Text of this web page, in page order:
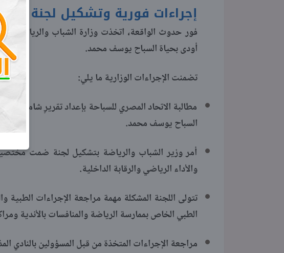
إجراءات فورية وتشكيل لجنة
فور حدوث الواقعة، اتخذت وزارة الشباب والرياضة
أودى بحياة السباح يوسف محمد.
تضمنت الإجراءات الوزارية ما يلي:
مطالبة الاتحاد المصري للسباحة بإعداد تقريرٍ شامل
السباح يوسف محمد.
أمر وزير الشباب والرياضة بتشكيل لجنة ضمت مختصين
والأداء الرياضي والرقابة الداخلية.
تتولى اللجنة المشكلة مهمة مراجعة الإجراءات الطبية
الطبي الخاص بممارسة الرياضة والمنافسات بالأندية
مراجعة الإجراءات المتخذة من قبل المسؤولين بالنادي